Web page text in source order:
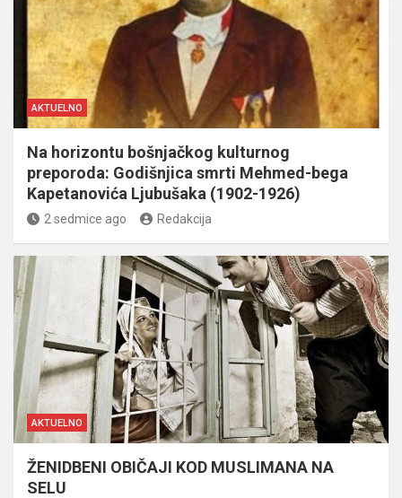
AKTUELNO
Na horizontu bošnjačkog kulturnog
preporoda: Godišnjica smrti Mehmed-bega
Kapetanovića Ljubušaka (1902-1926)
2 sedmice ago Redakcija
AKTUELNO
ŽENIDBENI OBIČAJI KOD MUSLIMANA NA
SELU